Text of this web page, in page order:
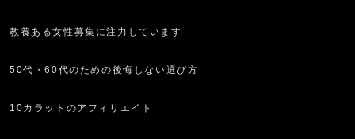
教養ある女性募集に注力しています
50代・60代のための後悔しない選び方
10カラットのアフィリエイト